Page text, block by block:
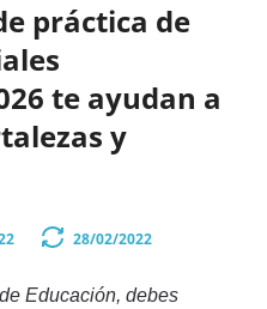
práctica de
te ayudan a
y
28/02/2022
Educación, debes